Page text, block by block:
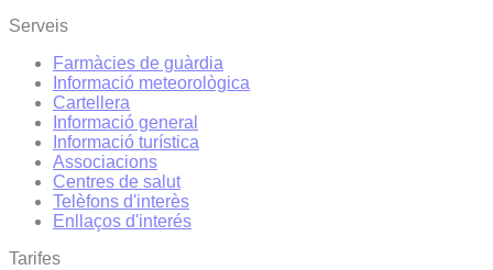
Serveis
Farmàcies de guàrdia
Informació meteorològica
Cartellera
Informació general
Informació turística
Associacions
Centres de salut
Telèfons d'interès
Enllaços d'interés
Tarifes